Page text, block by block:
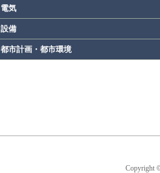
電気
設備
都市計画・都市環境
Copyright